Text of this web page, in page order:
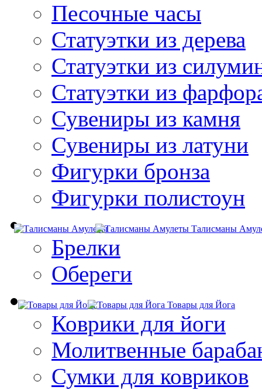
Песочные часы
Статуэтки из дерева
Статуэтки из
Статуэтки из
Сувениры из камня
Сувениры из латуни
Фигурки бронза
Фигурки полистоун
Талисманы
Брелки
Обереги
Товары для Йога
Коврики для йоги
Молитвенные
Сумки для ковриков